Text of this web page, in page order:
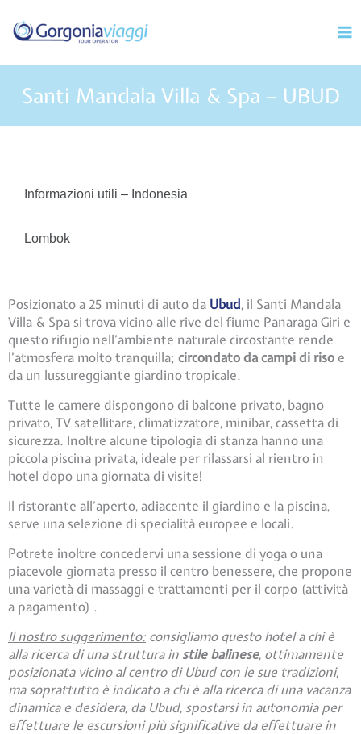
contenuto
Santi Mandala Villa & Spa – UBUD
Informazioni utili – Indonesia
Lombok
Posizionato a 25 minuti di auto da Ubud, il Santi Mandala
Villa & Spa si trova vicino alle rive del fiume Panaraga Giri e
questo rifugio nell’ambiente naturale circostante rende
l’atmosfera molto tranquilla; circondato da campi di riso e
da un lussureggiante giardino tropicale.
Tutte le camere dispongono di balcone privato, bagno
privato, TV satellitare, climatizzatore, minibar, cassetta di
sicurezza. Inoltre alcune tipologia di stanza hanno una
piccola piscina privata, ideale per rilassarsi al rientro in
hotel dopo una giornata di visite!
Il ristorante all’aperto, adiacente il giardino e la piscina,
serve una selezione di specialità europee e locali.
Potrete inoltre concedervi una sessione di yoga o una
piacevole giornata presso il centro benessere, che propone
una varietà di massaggi e trattamenti per il corpo (attività
a pagamento) .
Il nostro suggerimento: consigliamo questo hotel a chi è
alla ricerca di una struttura in stile balinese, ottimamente
posizionata vicino al centro di Ubud con le sue tradizioni,
ma soprattutto è indicato a chi è alla ricerca di una vacanza
dinamica e desidera, da Ubud, spostarsi in autonomia per
effettuare le escursioni più significative da effettuare in